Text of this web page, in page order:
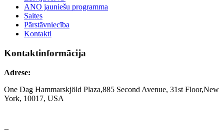
ANO jauniešu programma
Saites
Pārstāvniecība
Kontakti
Kontaktinformācija
Adrese:
One Dag Hammarskjöld Plaza,885 Second Avenue, 31st Floor,New
York, 10017, USA